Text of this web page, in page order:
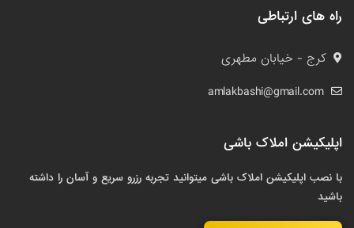
راه های ارتباطی
کرج - خیابان مطهری
amlakbashi@gmail.com
اپلیکیشن املاک باشی
با نصب اپلیکیشن املاک باشی میتوانید تجربه رزرو سریع و آسان را داشته
باشید